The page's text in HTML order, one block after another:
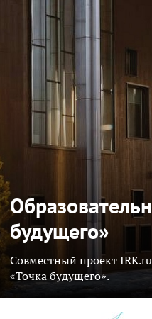
будущего»
Совместный проект
«Точка будущего».